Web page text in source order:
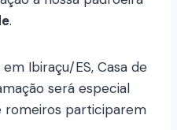
.
Ibiraçu/ES, Casa de
será especial
romeiros participarem